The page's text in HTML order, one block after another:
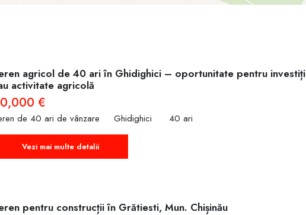
agricol de 40 ari în Ghidighici – oportunitate pentru
activitate agricolă
€
de 40 ari de vânzare Ghidighici 40 ari
Vezi mai multe detalii
pentru construcții în Grătiesti, Mun. Chișinău